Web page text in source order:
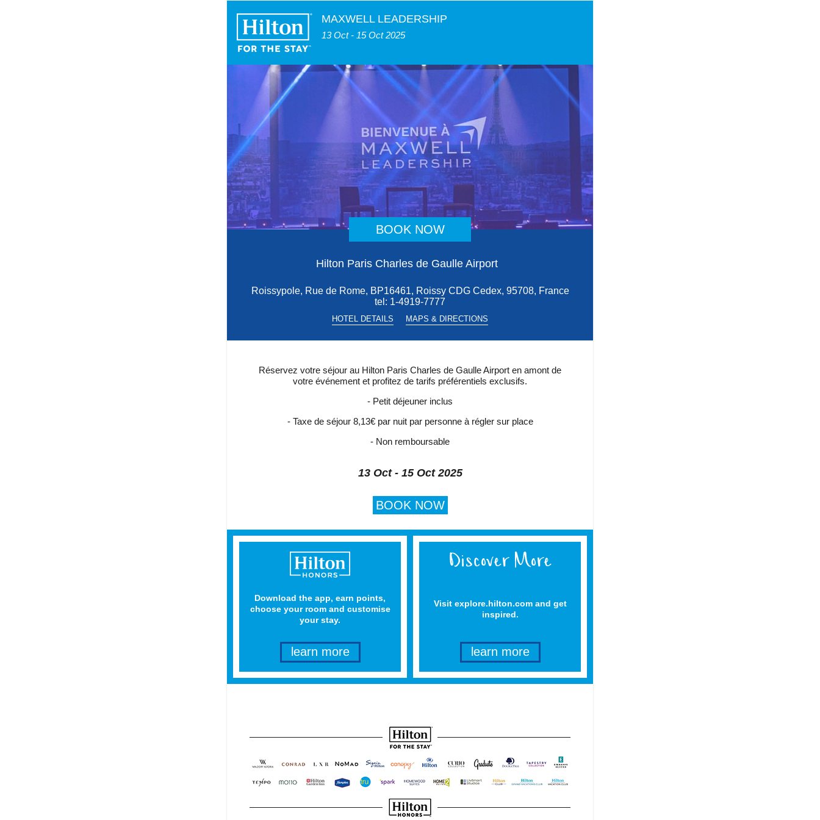
MAXWELL LEADERSHIP
13 Oct - 15 Oct 2025
BOOK NOW
Hilton Paris Charles de Gaulle Airport
Roissypole, Rue de Rome, BP16461, Roissy CDG Cedex, 95708, France
tel: 1-4919-7777
HOTEL DETAILS MAPS & DIRECTIONS
Réservez votre séjour au Hilton Paris Charles de Gaulle Airport en amont de
votre événement et profitez de tarifs préférentiels exclusifs.
- Petit déjeuner inclus
- Taxe de séjour 8,13€ par nuit par personne à régler sur place
- Non remboursable
13 Oct - 15 Oct 2025
BOOK NOW
Download the app, earn points,
choose your room and customise
your stay.
learn more
Visit explore.hilton.com and get
inspired.
learn more